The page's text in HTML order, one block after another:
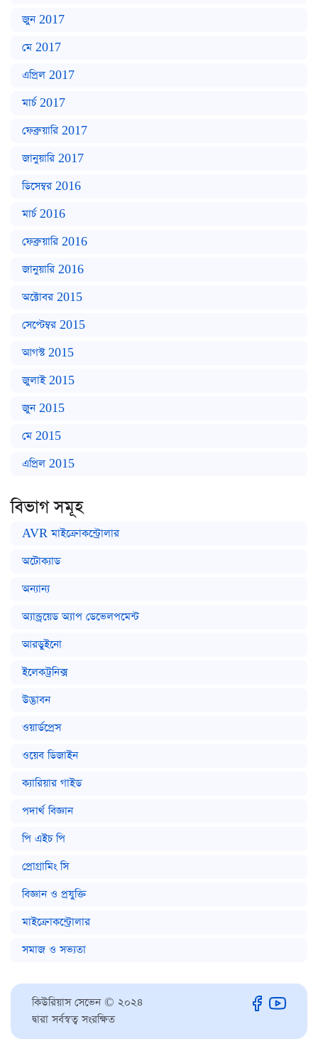
জুন 2017
মে 2017
এপ্রিল 2017
মার্চ 2017
ফেব্রুয়ারি 2017
জানুয়ারি 2017
ডিসেম্বর 2016
মার্চ 2016
ফেব্রুয়ারি 2016
জানুয়ারি 2016
অক্টোবর 2015
সেপ্টেম্বর 2015
আগস্ট 2015
জুলাই 2015
জুন 2015
মে 2015
এপ্রিল 2015
বিভাগ সমূহ
AVR মাইক্রোকন্ট্রোলার
অটোক্যাড
অন্যান্য
অ্যান্ড্রয়েড অ্যাপ ডেভেলপমেন্ট
আরডুইনো
ইলেকট্রনিক্স
উদ্ভাবন
ওয়ার্ডপ্রেস
ওয়েব ডিজাইন
ক্যারিয়ার গাইড
পদার্থ বিজ্ঞান
পি এইচ পি
প্রোগ্রামিং সি
বিজ্ঞান ও প্রযুক্তি
মাইক্রোকন্ট্রোলার
সমাজ ও সভ্যতা
কিউরিয়াস সেভেন © ২০২৪
দ্বারা সর্বস্বত্ব সংরক্ষিত